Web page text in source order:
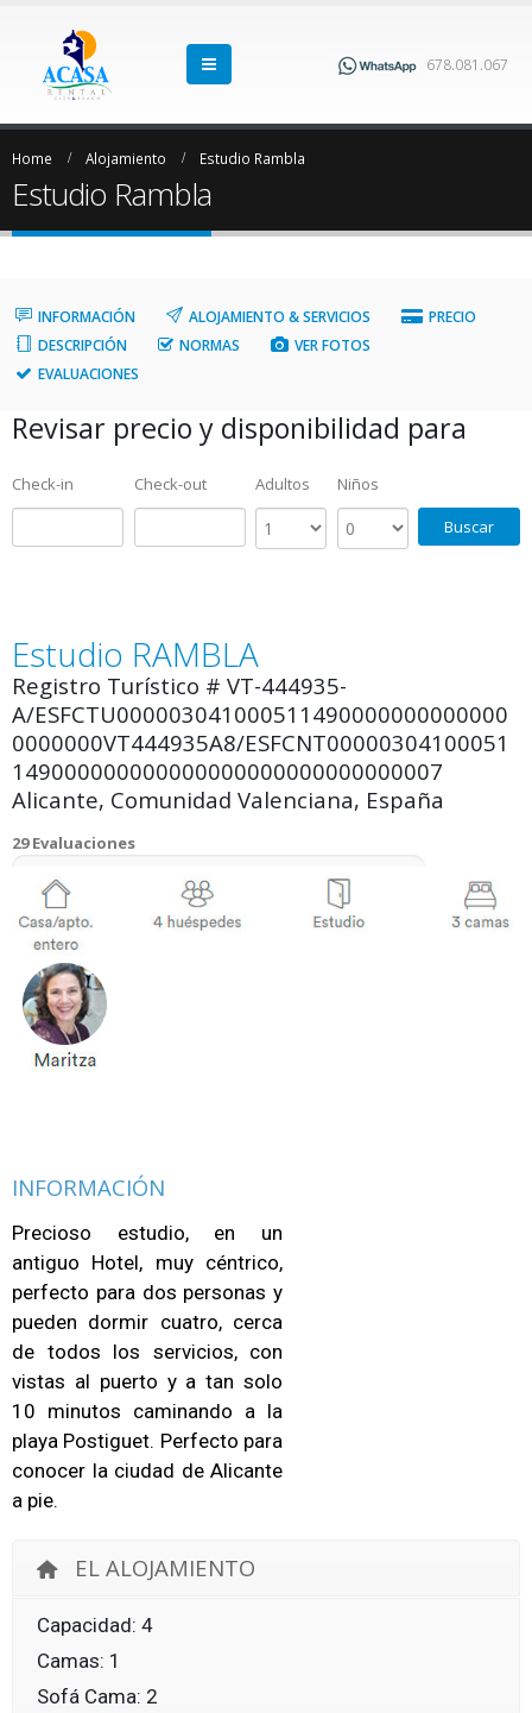
678.081.067
Home Alojamiento Estudio Rambla
Estudio Rambla
INFORMACIÓN ALOJAMIENTO & SERVICIOS
PRECIO
DESCRIPCIÓN
NORMAS
VER FOTOS
EVALUACIONES
Revisar precio y disponibilidad para
Check-in Check-out Adultos Niños
Estudio RAMBLA
Registro Turístico # VT-444935-
A/ESFCTU000003041000511490000000000000
0000000VT444935A8/ESFCNT00000304100051
149000000000000000000000000000007
Alicante, Comunidad Valenciana, España
29 Evaluaciones
INFORMACIÓN
Precioso estudio, en un
antiguo Hotel, muy céntrico,
perfecto para dos personas y
pueden dormir cuatro, cerca
de todos los servicios, con
vistas al puerto y a tan solo
10 minutos caminando a la
playa Postiguet. Perfecto para
conocer la ciudad de Alicante
a pie.
EL ALOJAMIENTO
Capacidad: 4
Camas: 1
Sofá Cama: 2